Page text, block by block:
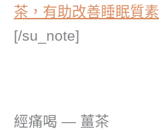
茶，有助改善睡眠質
[/su_note]
經痛喝 — 薑茶